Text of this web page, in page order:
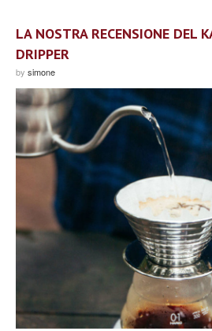
LA NOSTRA RECENSIONE DEL
DRIPPER
by simone